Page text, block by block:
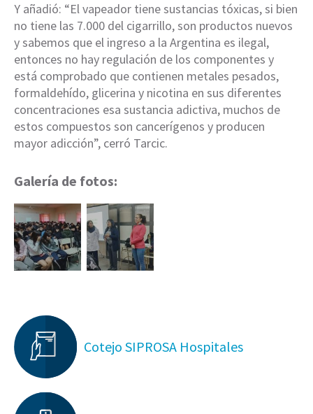
Y añadió: “El vapeador tiene sustancias tóxicas, si bien
no tiene las 7.000 del cigarrillo, son productos nuevos
y sabemos que el ingreso a la Argentina es ilegal,
entonces no hay regulación de los componentes y
está comprobado que contienen metales pesados,
formaldehído, glicerina y nicotina en sus diferentes
concentraciones esa sustancia adictiva, muchos de
estos compuestos son cancerígenos y producen
mayor adicción”, cerró Tarcic.
Galería de fotos:
Cotejo SIPROSA Hospitales